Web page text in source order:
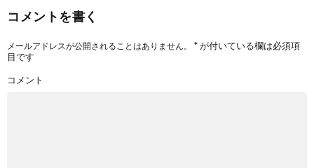
コメントを書く
メールアドレスが公開されることはありません。 *が付いている欄は必須項
目です
コメント